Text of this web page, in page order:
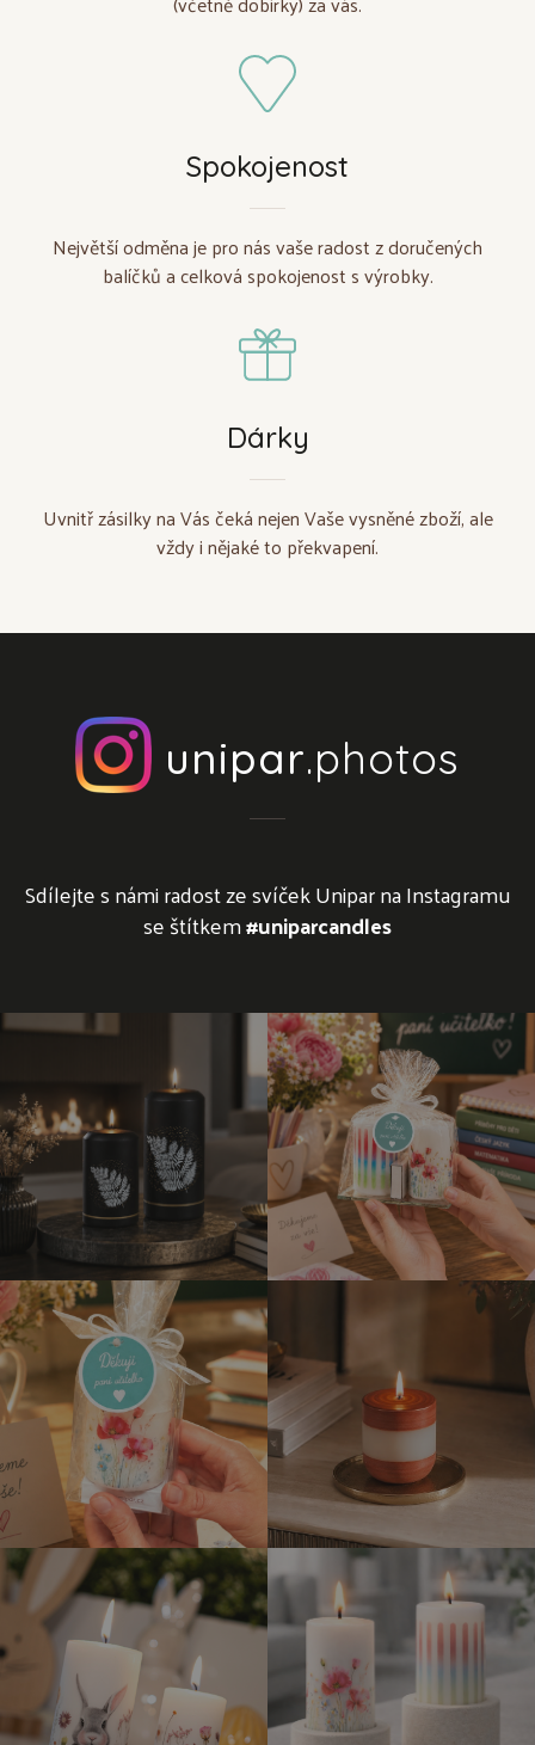
Spokojenost
Největší odměna je pro nás vaše radost z doručených
balíčků a celková spokojenost s výrobky.
Dárky
Uvnitř zásilky na Vás čeká nejen Vaše vysněné zboží, ale
vždy i nějaké to překvapení.
unipar.photos
Sdílejte s námi radost ze svíček Unipar na Instagramu
se štítkem#uniparcandles